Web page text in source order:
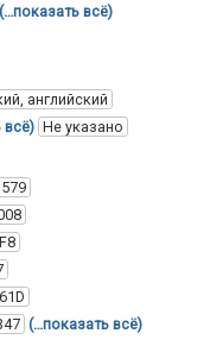
(…показать всё)
английский
всё) Не указано
(…показать всё)